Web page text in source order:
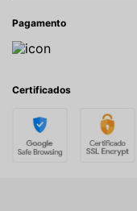
Pagamento
Certificados